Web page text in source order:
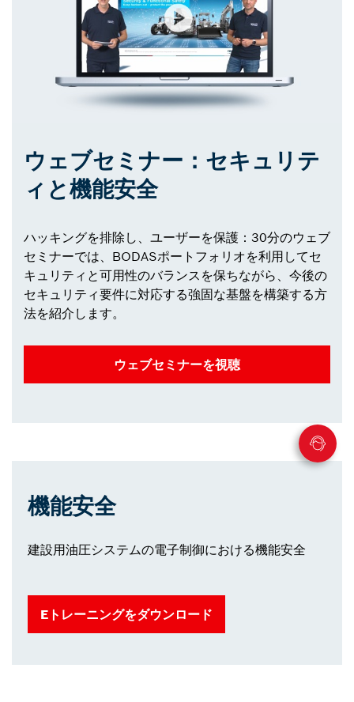
ウェブセミナー：セキュリテ
ィと機能安全
ハッキングを排除し、ユーザーを保護：30分のウェブ
セミナーでは、BODASポートフォリオを利用してセ
キュリティと可用性のバランスを保ちながら、今後の
セキュリティ要件に対応する強固な基盤を構築する方
法を紹介します。
ウェブセミナーを視聴
機能安全
建設用油圧システムの電子制御における機能安全
Eトレーニングをダウンロード